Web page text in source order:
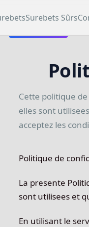
Surebets Sûrs
Cette politique
elles sont
acceptez les
Politique de
La presente
sont utilisees et
En utilisant le